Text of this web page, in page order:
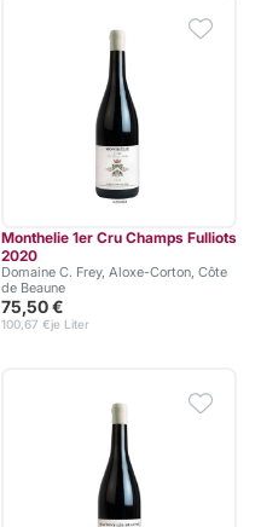
Monthelie 1er Cru Champs Fulliots
2020
Domaine C. Frey, Aloxe-Corton, Côte
de Beaune
75,50 €
je Liter
100,67 €